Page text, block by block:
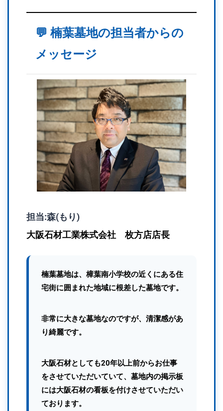
💬 楠葉墓地の担当者からの
メッセージ
担当:森(もり)
大阪石材工業株式会社 枚方店店長
楠葉墓地は、樟葉南小学校の近くにある住
宅街に囲まれた地域に根差した墓地です。
非常に大きな墓地なのですが、清潔感があ
り綺麗です。
大阪石材としても20年以上前からお仕事
をさせていただいていて、墓地内の掲示板
には大阪石材の看板を付けさせていただい
ております。